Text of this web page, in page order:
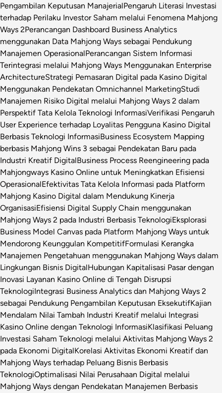
Pengambilan Keputusan ManajerialPengaruh Literasi Investasi
terhadap Perilaku Investor Saham melalui Fenomena Mahjong
Ways 2Perancangan Dashboard Business Analytics
menggunakan Data Mahjong Ways sebagai Pendukung
Manajemen OperasionalPerancangan Sistem Informasi
Terintegrasi melalui Mahjong Ways Menggunakan Enterprise
ArchitectureStrategi Pemasaran Digital pada Kasino Digital
Menggunakan Pendekatan Omnichannel MarketingStudi
Manajemen Risiko Digital melalui Mahjong Ways 2 dalam
Perspektif Tata Kelola Teknologi InformasiVerifikasi Pengaruh
User Experience terhadap Loyalitas Pengguna Kasino Digital
Berbasis Teknologi InformasiBusiness Ecosystem Mapping
berbasis Mahjong Wins 3 sebagai Pendekatan Baru pada
Industri Kreatif DigitalBusiness Process Reengineering pada
Mahjongways Kasino Online untuk Meningkatkan Efisiensi
OperasionalEfektivitas Tata Kelola Informasi pada Platform
Mahjong Kasino Digital dalam Mendukung Kinerja
OrganisasiEfisiensi Digital Supply Chain menggunakan
Mahjong Ways 2 pada Industri Berbasis TeknologiEksplorasi
Business Model Canvas pada Platform Mahjong Ways untuk
Mendorong Keunggulan KompetitifFormulasi Kerangka
Manajemen Pengetahuan menggunakan Mahjong Ways dalam
Lingkungan Bisnis DigitalHubungan Kapitalisasi Pasar dengan
Inovasi Layanan Kasino Online di Tengah Disrupsi
TeknologiIntegrasi Business Analytics dan Mahjong Ways 2
sebagai Pendukung Pengambilan Keputusan EksekutifKajian
Mendalam Nilai Tambah Industri Kreatif melalui Integrasi
Kasino Online dengan Teknologi InformasiKlasifikasi Peluang
Investasi Saham Teknologi melalui Aktivitas Mahjong Ways 2
pada Ekonomi DigitalKorelasi Aktivitas Ekonomi Kreatif dan
Mahjong Ways terhadap Peluang Bisnis Berbasis
TeknologiOptimalisasi Nilai Perusahaan Digital melalui
Mahjong Ways dengan Pendekatan Manajemen Berbasis